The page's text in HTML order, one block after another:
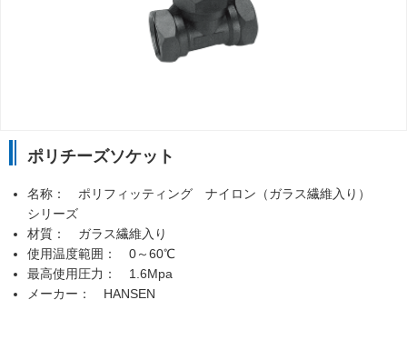
ポリチーズソケット
名称： ポリフィッティング ナイロン（ガラス繊維入り）
シリーズ
材質： ガラス繊維入り
使用温度範囲： 0～60℃
最高使用圧力： 1.6Mpa
メーカー： HANSEN